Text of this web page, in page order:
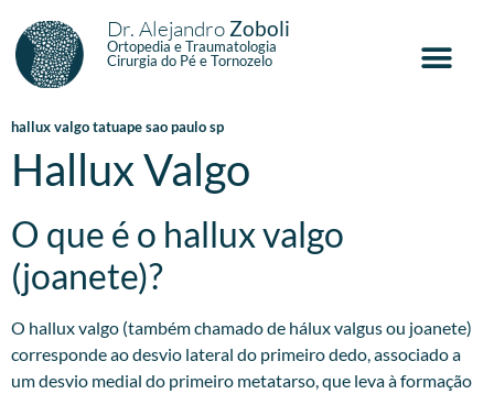
Dr. Alejandro Zoboli
Ortopedia e Traumatologia
Cirurgia do Pé e Tornozelo
hallux valgo tatuape sao paulo sp
Hallux Valgo
O que é o hallux valgo
(joanete)?
O hallux valgo (também chamado de hálux valgus ou joanete)
corresponde ao desvio lateral do primeiro dedo, associado a
um desvio medial do primeiro metatarso, que leva à formação